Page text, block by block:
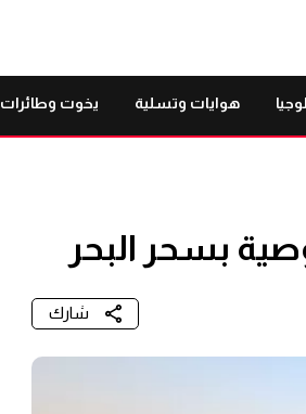
هوايات وتسلية يخوت وطائرات
بسحر البحر
شارك